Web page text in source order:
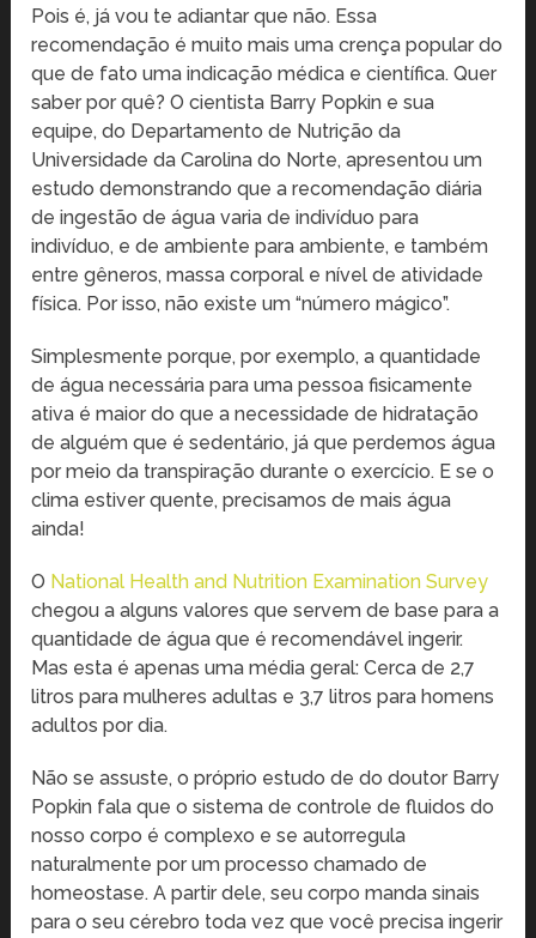
Pois é, já vou te adiantar que não. Essa
recomendação é muito mais uma crença popular do
que de fato uma indicação médica e científica. Quer
saber por quê? O cientista Barry Popkin e sua
equipe, do Departamento de Nutrição da
Universidade da Carolina do Norte, apresentou um
estudo demonstrando que a recomendação diária
de ingestão de água varia de indivíduo para
indivíduo, e de ambiente para ambiente, e também
entre gêneros, massa corporal e nível de atividade
física. Por isso, não existe um “número mágico”.
Simplesmente porque, por exemplo, a quantidade
de água necessária para uma pessoa fisicamente
ativa é maior do que a necessidade de hidratação
de alguém que é sedentário, já que perdemos água
por meio da transpiração durante o exercício. E se o
clima estiver quente, precisamos de mais água
ainda!
O National Health and Nutrition Examination Survey
chegou a alguns valores que servem de base para a
quantidade de água que é recomendável ingerir.
Mas esta é apenas uma média geral: Cerca de 2,7
litros para mulheres adultas e 3,7 litros para homens
adultos por dia.
Não se assuste, o próprio estudo de do doutor Barry
Popkin fala que o sistema de controle de fluidos do
nosso corpo é complexo e se autorregula
naturalmente por um processo chamado de
homeostase. A partir dele, seu corpo manda sinais
para o seu cérebro toda vez que você precisa ingerir